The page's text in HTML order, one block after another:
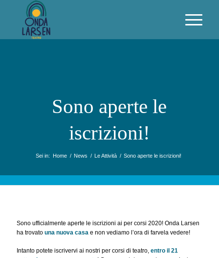
Sono aperte le
iscrizioni!
Sei in: Home / News / Le Attività / Sono aperte le iscrizioni!
Sono ufficialmente aperte le iscrizioni ai per corsi 2020! Onda Larsen
ha trovato una nuova casae non vediamo l’ora di farvela vedere!
Intanto potete iscrivervi ai nostri per corsi di teatro, entro il 21